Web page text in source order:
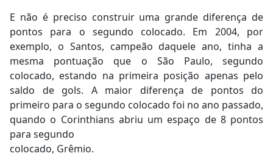
E não é preciso construir uma grande diferença de
pontos para o segundo colocado. Em 2004, por
exemplo, o Santos, campeão daquele ano, tinha a
mesma pontuação que o São Paulo, segundo
colocado, estando na primeira posição apenas pelo
saldo de gols. A maior diferença de pontos do
primeiro para o segundo colocado foi no ano passado,
quando o Corinthians abriu um espaço de 8 pontos
para segundo
colocado, Grêmio.